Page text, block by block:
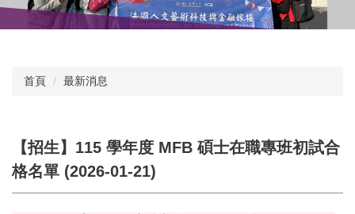
首頁 最新消息
【招生】115 學年度 MFB 碩士在職專班初試合
格名單 (2026-01-21)